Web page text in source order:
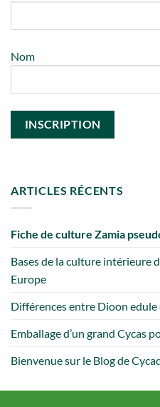
Nom
ARTICLES RÉCENTS
Fiche de culture Zamia
Bases de la culture intérieure
Europe
Différences entre Dioon
Emballage d’un grand Cycas
Bienvenue sur le Blog de